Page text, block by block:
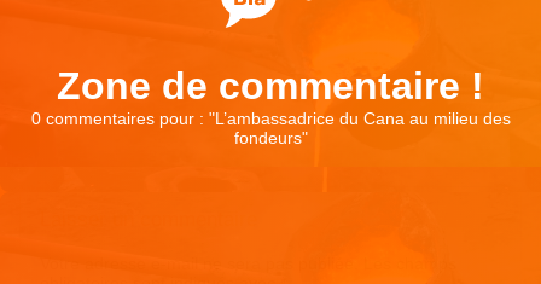
Zone de commentaire !
0 commentaires pour : "L’ambassadrice du Cana au milieu des
fondeurs"